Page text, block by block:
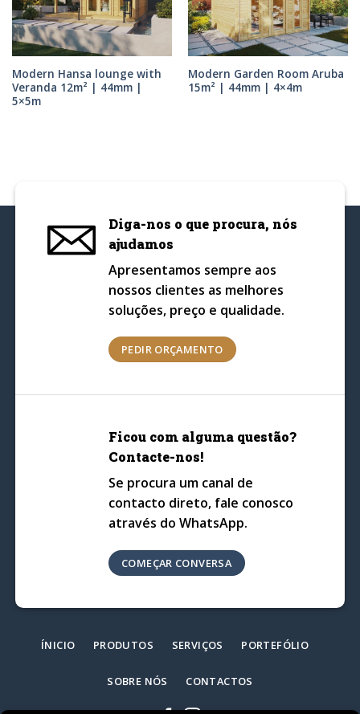
Modern Hansa lounge with
Veranda 12m² | 44mm |
5×5m
Modern Garden Room Aruba
15m² | 44mm | 4×4m
Diga-nos o que procura, nós
ajudamos
Apresentamos sempre aos
nossos clientes as melhores
soluções, preço e qualidade.
PEDIR ORÇAMENTO
Ficou com alguma questão?
Contacte-nos!
Se procura um canal de
contacto direto, fale conosco
através do WhatsApp.
COMEÇAR CONVERSA
ÍNICIO PRODUTOS SERVIÇOS PORTEFÓLIO
SOBRE NÓS CONTACTOS